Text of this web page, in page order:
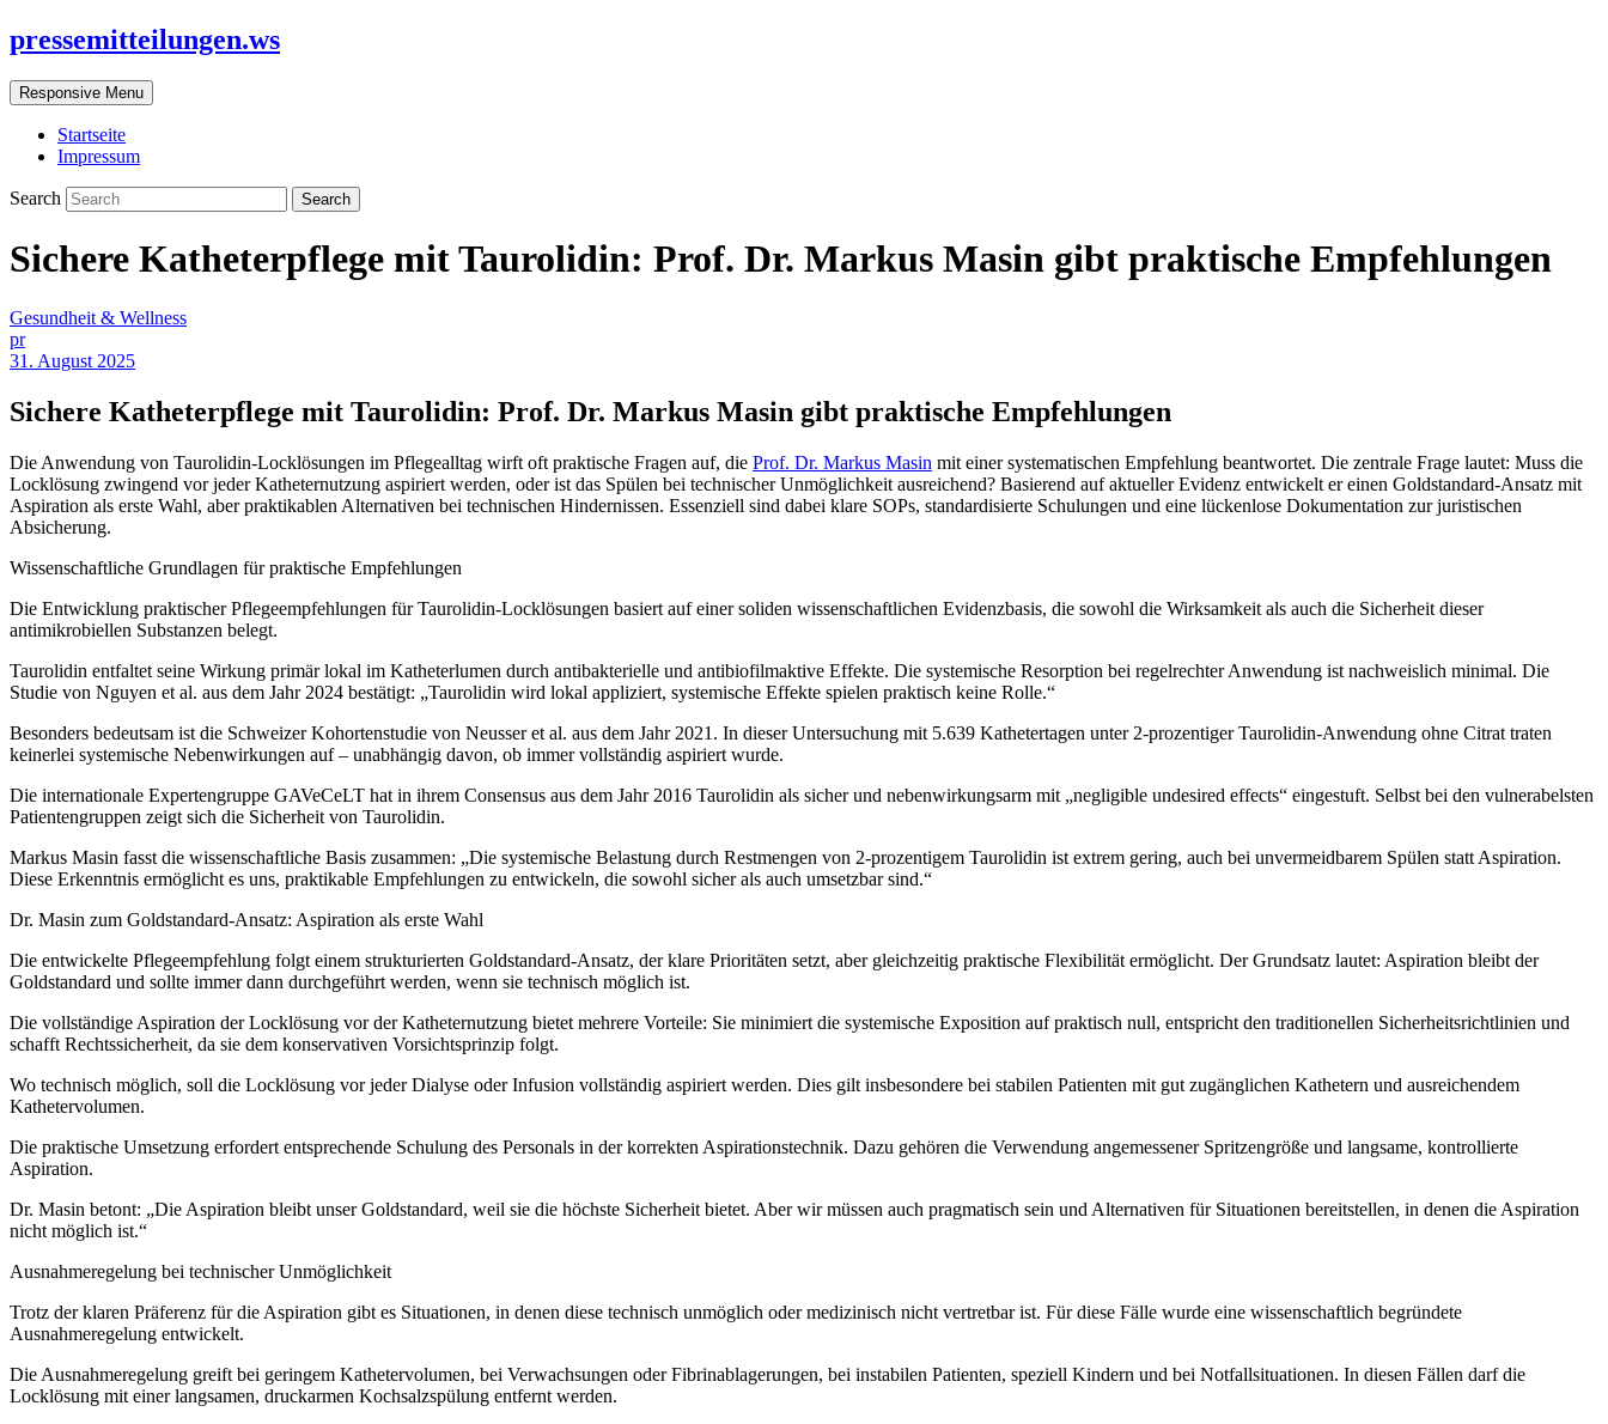
pressemitteilungen.ws
Responsive Menu
Startseite
Impressum
Search
Sichere Katheterpflege mit Taurolidin: Prof. Dr. Markus Masin gibt praktische Empfehlungen
Gesundheit & Wellness
pr
31. August 2025
Sichere Katheterpflege mit Taurolidin: Prof. Dr. Markus Masin gibt praktische Empfehlungen
Die Anwendung von Taurolidin-Locklösungen im Pflegealltag wirft oft praktische Fragen auf, die Prof. Dr. Markus Masin mit einer systematischen Empfehlung beantwortet. Die zentrale Frage lautet: Muss die
Locklösung zwingend vor jeder Katheternutzung aspiriert werden, oder ist das Spülen bei technischer Unmöglichkeit ausreichend? Basierend auf aktueller Evidenz entwickelt er einen Goldstandard-Ansatz mit
Aspiration als erste Wahl, aber praktikablen Alternativen bei technischen Hindernissen. Essenziell sind dabei klare SOPs, standardisierte Schulungen und eine lückenlose Dokumentation zur juristischen
Absicherung.
Wissenschaftliche Grundlagen für praktische Empfehlungen
Die Entwicklung praktischer Pflegeempfehlungen für Taurolidin-Locklösungen basiert auf einer soliden wissenschaftlichen Evidenzbasis, die sowohl die Wirksamkeit als auch die Sicherheit dieser
antimikrobiellen Substanzen belegt.
Taurolidin entfaltet seine Wirkung primär lokal im Katheterlumen durch antibakterielle und antibiofilmaktive Effekte. Die systemische Resorption bei regelrechter Anwendung ist nachweislich minimal. Die
Studie von Nguyen et al. aus dem Jahr 2024 bestätigt: „Taurolidin wird lokal appliziert, systemische Effekte spielen praktisch keine Rolle.“
Besonders bedeutsam ist die Schweizer Kohortenstudie von Neusser et al. aus dem Jahr 2021. In dieser Untersuchung mit 5.639 Kathetertagen unter 2-prozentiger Taurolidin-Anwendung ohne Citrat traten
keinerlei systemische Nebenwirkungen auf – unabhängig davon, ob immer vollständig aspiriert wurde.
Die internationale Expertengruppe GAVeCeLT hat in ihrem Consensus aus dem Jahr 2016 Taurolidin als sicher und nebenwirkungsarm mit „negligible undesired effects“ eingestuft. Selbst bei den vulnerabelsten
Patientengruppen zeigt sich die Sicherheit von Taurolidin.
Markus Masin fasst die wissenschaftliche Basis zusammen: „Die systemische Belastung durch Restmengen von 2-prozentigem Taurolidin ist extrem gering, auch bei unvermeidbarem Spülen statt Aspiration.
Diese Erkenntnis ermöglicht es uns, praktikable Empfehlungen zu entwickeln, die sowohl sicher als auch umsetzbar sind.“
Dr. Masin zum Goldstandard-Ansatz: Aspiration als erste Wahl
Die entwickelte Pflegeempfehlung folgt einem strukturierten Goldstandard-Ansatz, der klare Prioritäten setzt, aber gleichzeitig praktische Flexibilität ermöglicht. Der Grundsatz lautet: Aspiration bleibt der
Goldstandard und sollte immer dann durchgeführt werden, wenn sie technisch möglich ist.
Die vollständige Aspiration der Locklösung vor der Katheternutzung bietet mehrere Vorteile: Sie minimiert die systemische Exposition auf praktisch null, entspricht den traditionellen Sicherheitsrichtlinien und
schafft Rechtssicherheit, da sie dem konservativen Vorsichtsprinzip folgt.
Wo technisch möglich, soll die Locklösung vor jeder Dialyse oder Infusion vollständig aspiriert werden. Dies gilt insbesondere bei stabilen Patienten mit gut zugänglichen Kathetern und ausreichendem
Kathetervolumen.
Die praktische Umsetzung erfordert entsprechende Schulung des Personals in der korrekten Aspirationstechnik. Dazu gehören die Verwendung angemessener Spritzengröße und langsame, kontrollierte
Aspiration.
Dr. Masin betont: „Die Aspiration bleibt unser Goldstandard, weil sie die höchste Sicherheit bietet. Aber wir müssen auch pragmatisch sein und Alternativen für Situationen bereitstellen, in denen die Aspiration
nicht möglich ist.“
Ausnahmeregelung bei technischer Unmöglichkeit
Trotz der klaren Präferenz für die Aspiration gibt es Situationen, in denen diese technisch unmöglich oder medizinisch nicht vertretbar ist. Für diese Fälle wurde eine wissenschaftlich begründete
Ausnahmeregelung entwickelt.
Die Ausnahmeregelung greift bei geringem Kathetervolumen, bei Verwachsungen oder Fibrinablagerungen, bei instabilen Patienten, speziell Kindern und bei Notfallsituationen. In diesen Fällen darf die
Locklösung mit einer langsamen, druckarmen Kochsalzspülung entfernt werden.